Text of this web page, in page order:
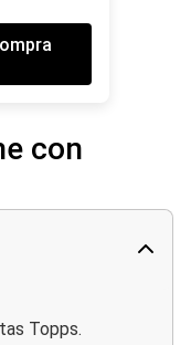
con
Topps.